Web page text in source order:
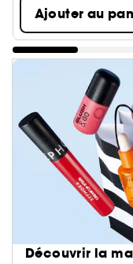
Ajouter au
Découvrir la